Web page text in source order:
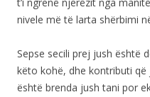
nivele më të larta shërbimi
Sepse secili prej jush është
këto kohë, dhe kontributi
është brenda jush tani por